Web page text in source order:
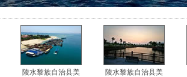
陵水黎族自治县美 陵水黎族自治县美